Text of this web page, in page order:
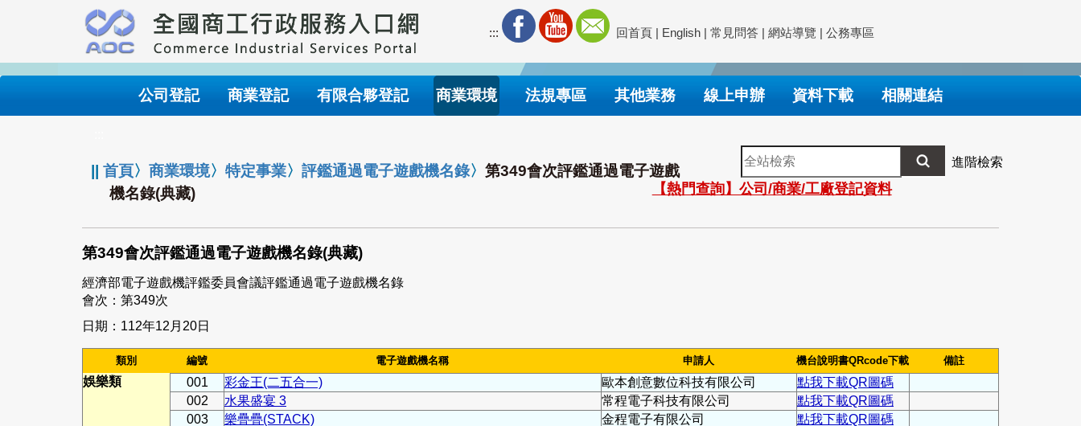
要
內
::: 回首頁 | English | 常見問答 | 網站導覽 | 公務專區
公司登記 商業登記 有限合夥登記 商業環境 法規專區 其他業務 線上申辦 資料下載 相關連結
||首頁〉商業環境〉特定事業〉評鑑通過電子遊戲機名錄〉第349會次評鑑通過電子遊戲
機名錄(典藏)
全
站
檢
進階檢索
【熱門查詢】公司/商業/工廠登記資料
第349會次評鑑通過電子遊戲機名錄(典藏)
經濟部電子遊戲機評鑑委員會議評鑑通過電子遊戲機名錄
會次：第349次
日期：112年12月20日
類別 編號 電子遊戲機名稱 申請人 機台說明書QRcode下載 備註
娛樂類 001 彩金王(二五合一) 歐本創意數位科技有限公司
點我下載QR圖碼
002
水果盛宴 3 常程電子科技有限公司
點我下載QR圖碼
003
樂疊疊(STACK) 金程電子有限公司
點我下載QR圖碼